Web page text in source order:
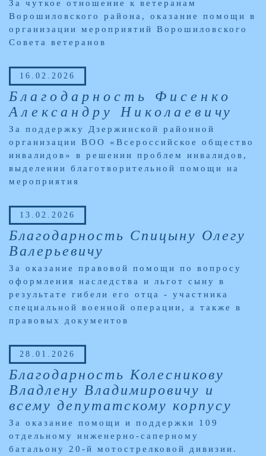
За чуткое отношение к ветеранам
Ворошиловского района, оказание помощи в
организации мероприятий Ворошиловского
Совета ветеранов
16.02.2026
Благодарность Фисенко
Александру Николаевичу
За поддержку Дзержинской районной
организации ВОО «Всероссийское общество
инвалидов» в решении проблем инвалидов,
выделении благотворительной помощи на
мероприятия
13.02.2026
Благодарность Спицыну Олегу
Валерьевичу
За оказание правовой помощи по вопросу
оформления наследства и льгот сыну в
результате гибели его отца - участника
специальной военной операции, а также в
правовых документов
28.01.2026
Благодарность Колесникову
Владлену Владимировичу и
всему депутатскому корпусу
За оказание помощи и поддержки 109
отдельному инженерно-саперному
батальону 20-й мотострелковой дивизии.